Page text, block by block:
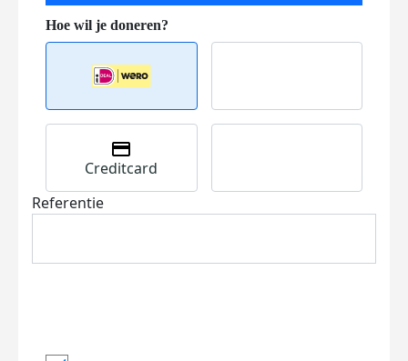
Creditcard
Referentie